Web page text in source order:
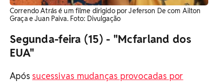
Correndo Atrás é um filme dirigido por Jeferson De com Ailton
Graça e Juan Paiva. Foto: Divulgação
Segunda-feira (15) - "Mcfarland dos
EUA"
Apóssucessivas mudanças provocadas por